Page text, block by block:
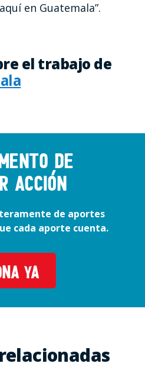
en Guatemala”.
el trabajo de
de
acción
de aportes
cada aporte cuenta.
YA